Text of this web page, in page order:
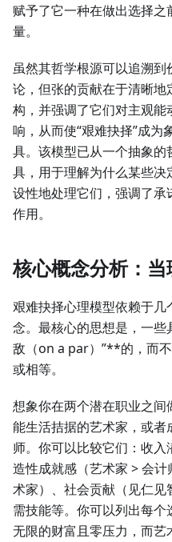
赋予了它一种在做出选择
量。
虽然其哲学根源可以追溯
论，但张的贡献在于清晰地
构，并强调了它们对主观
响，从而使“艰难抉择”成
具。该模型已从一个抽象
具，用于理解为什么某些
设性地处理它们，强调了
作用。
核心概念分析：
艰难抉择心理模型依赖于
念。最核心的思想是，一
敌（on a par）”**的，而
或相等。
想象你在两个潜在职业之
能生活拮据的艺术家，或
师。你可以比较它们：收
造性成就感（艺术家 > 会
术家）、社会贡献（见仁
需技能等。你可以列出每
无限的财富且零压力，而